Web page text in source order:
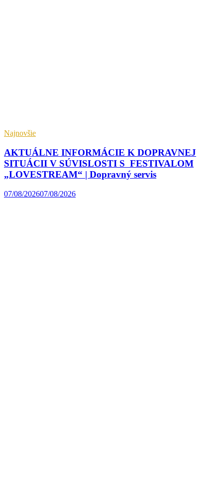
Najnovšie
AKTUÁLNE INFORMÁCIE K DOPRAVNEJ
SITUÁCII V SÚVISLOSTI S FESTIVALOM
„LOVESTREAM“ | Dopravný servis
07/08/202607/08/2026